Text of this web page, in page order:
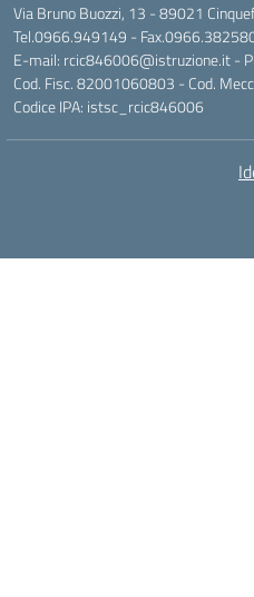
Via Bruno Buozzi, 13 - 89021
Tel.0966.949149 -
E-mail: rcic846006@istruzione.it -
Cod. Fisc. 82001060803 - Cod.
Codice IPA: istsc_rcic846006